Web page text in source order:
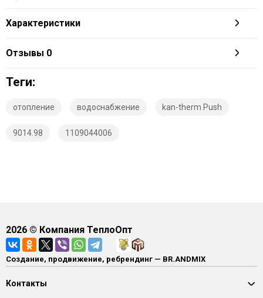
Характеристики
Отзывы 0
Теги:
отопление водоснабжение kan-therm Push
9014.98 1109044006
2026© Компания ТеплоОпт
Создание, продвижение, ребрендинг — BR.ANDMIX
Контакты